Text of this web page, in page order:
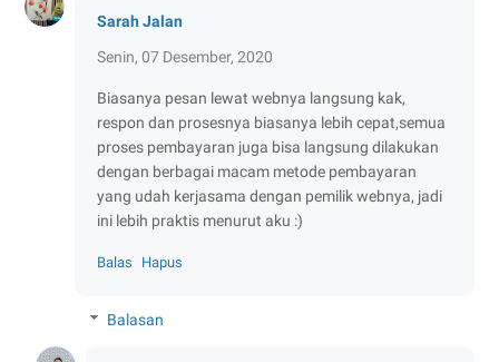
Sarah Jalan
Senin, 07 Desember, 2020
Biasanya pesan lewat webnya langsung kak,
respon dan prosesnya biasanya lebih cepat,semua
proses pembayaran juga bisa langsung dilakukan
dengan berbagai macam metode pembayaran
yang udah kerjasama dengan pemilik webnya, jadi
ini lebih praktis menurut aku :)
Balas Hapus
Balasan